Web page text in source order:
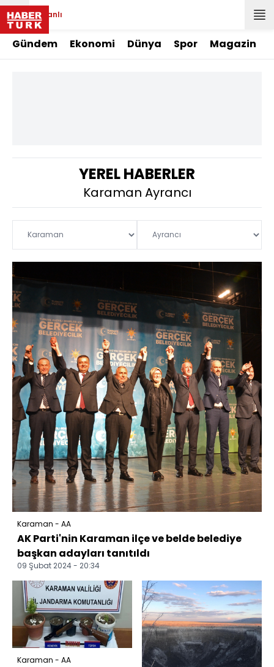
Canlı
Gündem Ekonomi Dünya Spor Magazin
YEREL HABERLER
Karaman Ayrancı
Karaman - AA
AK Parti'nin Karaman ilçe ve belde belediye
başkan adayları tanıtıldı
09 Şubat 2024 - 20:34
Karaman - AA